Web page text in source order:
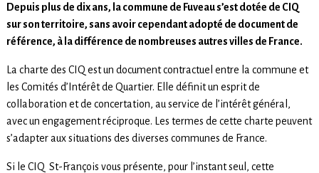
Depuis plus de dix ans, la commune de Fuveau s’est dotée de CIQ
sur son territoire, sans avoir cependant adopté de document de
référence, à la différence de nombreuses autres villes de France.
La charte des CIQ est un document contractuel entre la commune et
les Comités d’Intérêt de Quartier. Elle définit un esprit de
collaboration et de concertation, au service de l’intérêt général,
avec un engagement réciproque. Les termes de cette charte peuvent
s’adapter aux situations des diverses communes de France.
Si le CIQ St-François vous présente, pour l’instant seul, cette